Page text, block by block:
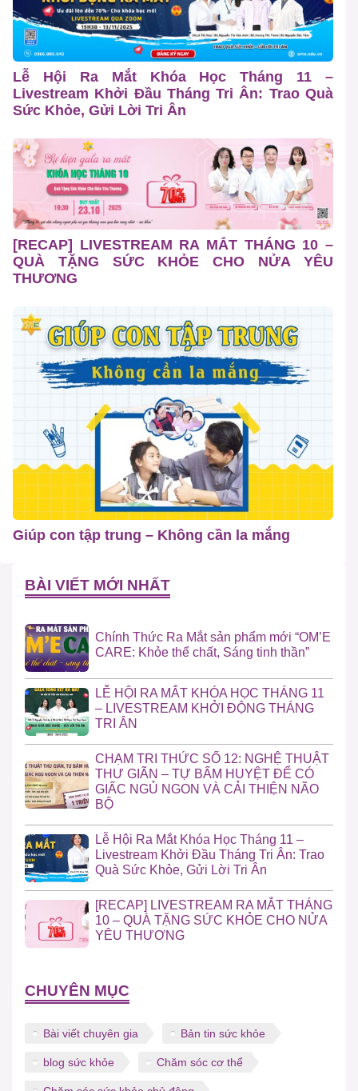
Lễ Hội Ra Mắt Khóa Học Tháng 11 –
Livestream Khởi Đầu Tháng Tri Ân: Trao Quà
Sức Khỏe, Gửi Lời Tri Ân
[RECAP] LIVESTREAM RA MẮT THÁNG 10 –
QUÀ TẶNG SỨC KHỎE CHO NỬA YÊU
THƯƠNG
Giúp con tập trung – Không cần la mắng
BÀI VIẾT MỚI NHẤT
Chính Thức Ra Mắt sản phẩm mới “OM’E
CARE: Khỏe thể chất, Sáng tinh thần”
LỄ HỘI RA MẮT KHÓA HỌC THÁNG 11
– LIVESTREAM KHỞI ĐỘNG THÁNG
TRI ÂN
CHẠM TRI THỨC SỐ 12: NGHỆ THUẬT
THƯ GIÃN – TỰ BẤM HUYỆT ĐỂ CÓ
GIẤC NGỦ NGON VÀ CẢI THIỆN NÃO
BỘ
Lễ Hội Ra Mắt Khóa Học Tháng 11 –
Livestream Khởi Đầu Tháng Tri Ân: Trao
Quà Sức Khỏe, Gửi Lời Tri Ân
[RECAP] LIVESTREAM RA MẮT THÁNG
10 – QUÀ TẶNG SỨC KHỎE CHO NỬA
YÊU THƯƠNG
CHUYÊN MỤC
Bài viết chuyên gia Bản tin sức khỏe
blog sức khỏe Chăm sóc cơ thể